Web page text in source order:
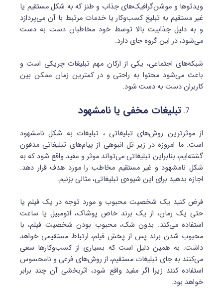
ویدئوها و موشن‌گرافیک‌های جذاب و طنز که به شکل مستقیم یا
غیر مستقیم به تبلیغ کسب‌وکار یا خدمات مرتبط با آن می‌پردازد
و به دلیل جذابیت بالا توسط خود مخاطبان دست به دست
می‌شود، در این گروه جای دارد.
شبکه‌های اجتماعی، یکی از ارکان مهم تبلیغات چریکی است و
باعث می‌شود محتوا به راحتی و در کمترین زمان ممکن بین
کاربران دست به دست شود.
تبلیغات مخفی یا نامشهود
از موثرترین روش‌های تبلیغاتی ، تبلیغات به شکل نامشهود
است. ما امروزه در زیر تل انبوهی از پیام‌های تبلیغاتی مدفون
گشته‌ایم، بنابراین تبلیغاتی می‌تواند موثر و مفید واقع شود که به
شکل نامشهود و غیر مستقیم مخاطب را مورد هدف قرار دهد.
اجازه بدهید برای این شیوه‌ی تبلیغاتی، مثالی بزنیم.
فرض کنید یک شخصیت محبوب و مورد توجه در یک فیلم یا
حتی یک رمان، از یک برند خاص پوشاک، اتومبیل یا ساعت
استفاده می‌کند. بدون شک، محبوب بودن شخصیت فیلم، با
محبوب شدن برند پس از پخش فیلم، ارتباط مستقیمی خواهد
داشت. به همین دلیل است که بسیاری از کسب‌وکارها سعی
می‌کنند به جای تبلیغات مستقیم، از روش‌های فرعی و نامحسوس
استفاده کنند زیرا اگر مفید واقع شود، اثربخشی آن چند برابر
خواهد بود.